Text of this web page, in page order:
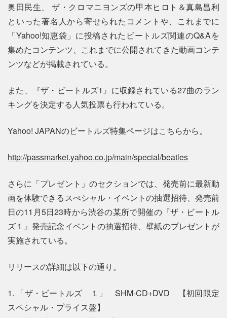
奥田民生、 ザ・クロマニヨンズの甲本ヒロト＆真島昌利
といった著名人から寄せられたコメントや、これまでに
「Yahoo!知恵袋」に投稿されたビートルズ関連のQ&Aを
集めたコンテンツ、これまでに公開されてきた動画コンテ
ンツなどが掲載されている。
また、『ザ・ビートルズ1』に収録されている27曲のラン
キングを決定する人気投票も行われている。
Yahoo! JAPANのビートルズ特集ページはこちらから。
http://passmarket.yahoo.co.jp/main/special/beatles
さらに「プレゼント」のセクションでは、発売前に最新動
画を体験できるスぺシャル・イベントの抽選招待、発売前
日の11月5日23時から渋谷の某所で開催の『ザ・ビートル
ズ１』発売記念イベントの抽選招待、壁紙のプレゼントが
実施されている。
リリースの詳細は以下の通り。
1. 「ザ・ビートルズ １」 SHM-CD+DVD 【初回限定
スペシャル・プライス盤】